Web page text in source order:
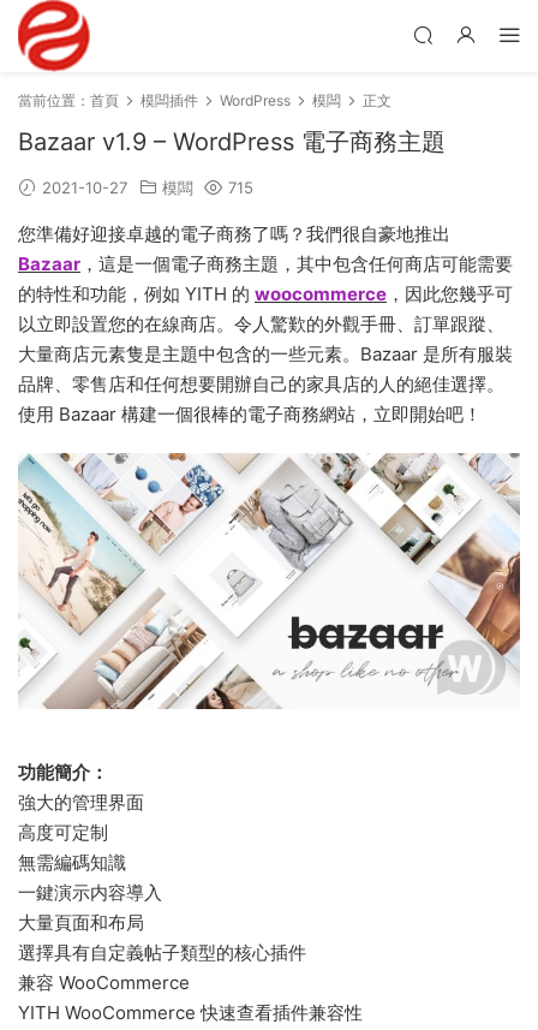
當前位置： 首頁 模闆插件 WordPress 模闆 正文
Bazaar v1.9 – WordPress 電子商務主題
2021-10-27 模闆 715
您準備好迎接卓越的電子商務了嗎？我們很自豪地推出
Bazaar ，這是一個電子商務主題，其中包含任何商店可能需要
的特性和功能，例如 YITH 的 woocommerce ，因此您幾乎可
以立即設置您的在線商店。令人驚歎的外觀手冊、訂單跟蹤、
大量商店元素隻是主題中包含的一些元素。Bazaar 是所有服裝
品牌、零售店和任何想要開辦自己的家具店的人的絕佳選擇。
使用 Bazaar 構建一個很棒的電子商務網站，立即開始吧！
功能簡介：
強大的管理界面
高度可定制
無需編碼知識
一鍵演示内容導入
大量頁面和布局
選擇具有自定義帖子類型的核心插件
兼容 WooCommerce
YITH WooCommerce 快速查看插件兼容性